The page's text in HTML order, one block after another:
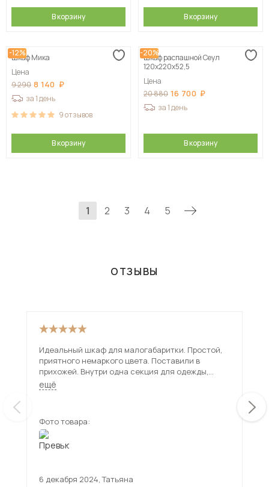
В корзину В корзину
-12%
Шкаф Мика
Цена
9 290 8 140
за 1 день
9отзывов
В корзину
-20%
Шкаф распашной Сеул
120х220х52,5
Цена
20 880 16 700
за 1 день
В корзину
1 2 3 4 5
ОТЗЫВЫ
Идеальный шкаф для малогабаритки. Простой,
приятного немаркого цвета. Поставили в
прихожей. Внутри одна секция для одежды,
другая с полками.
ещё
Фото товара:
6 декабря 2024,Татьяна